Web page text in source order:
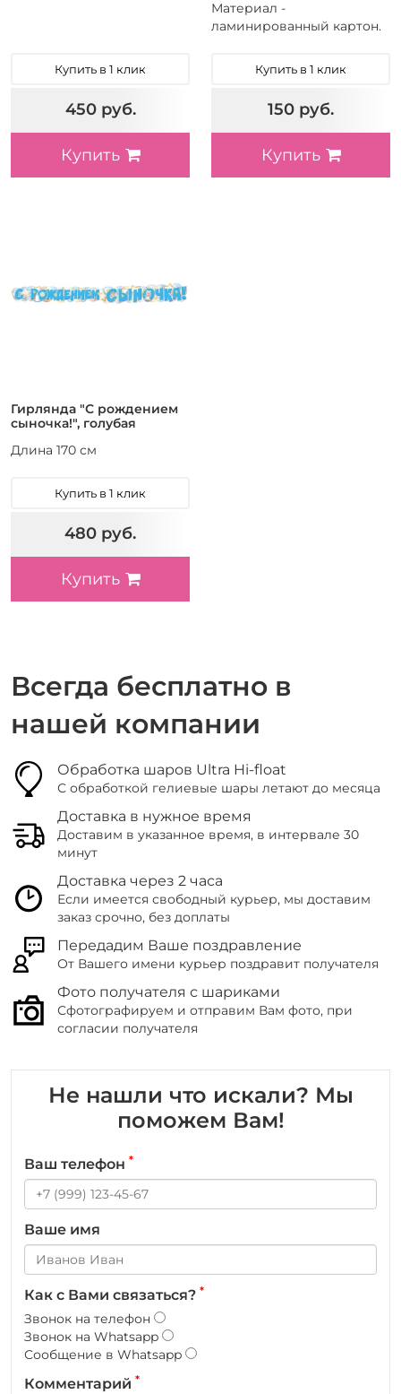
Купить в 1 клик
450 руб.
Купить
Материал -
ламинированный картон.
Купить в 1 клик
150 руб.
Купить
Гирлянда "С рождением
сыночка!", голубая
Длина 170 см
Купить в 1 клик
480 руб.
Купить
Всегда бесплатно в
нашей компании
Обработка шаров Ultra Hi-float
С обработкой гелиевые шары летают до месяца
Доставка в нужное время
Доставим в указанное время, в интервале 30
минут
Доставка через 2 часа
Если имеется свободный курьер, мы доставим
заказ срочно, без доплаты
Передадим Ваше поздравление
От Вашего имени курьер поздравит получателя
Фото получателя с шариками
Сфотографируем и отправим Вам фото, при
согласии получателя
Не нашли что искали? Мы
поможем Вам!
Ваш телефон *
Ваше имя
Как с Вами связаться? *
Звонок на телефон
Звонок на Whatsapp
Сообщение в Whatsapp
Комментарий *